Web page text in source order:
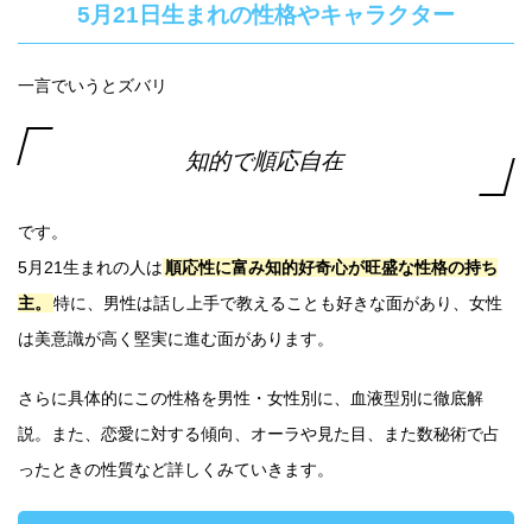
5月21日生まれの性格やキャラクター
一言でいうとズバリ
知的で順応自在
です。
5月21生まれの人は 順応性に富み知的好奇心が旺盛な性格の持ち
主。
特に、男性は話し上手で教えることも好きな面があり、女性
は美意識が高く堅実に進む面があります。
さらに具体的にこの性格を男性・女性別に、血液型別に徹底解
説。また、恋愛に対する傾向、オーラや見た目、また数秘術で占
ったときの性質など詳しくみていきます。